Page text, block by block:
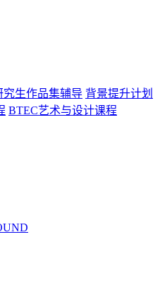
究生作品集辅导 背景提升计划
BTEC艺术与设计课程